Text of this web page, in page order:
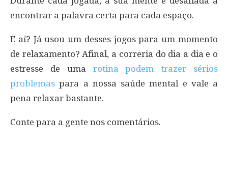
encontrar a palavra certa para cada espaço.
E aí? Já usou um desses jogos para um momento
de relaxamento? Afinal, a correria do dia a dia e o
estresse de uma rotina podem trazer sérios
problemas para a nossa saúde mental e vale a
pena relaxar bastante.
Conte para a gente nos comentários.